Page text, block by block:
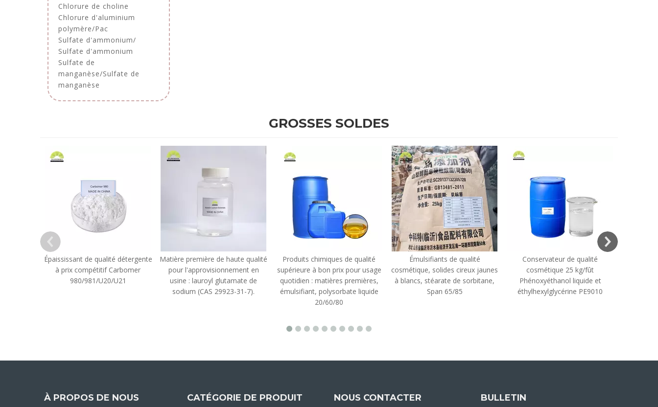
Chlorure de choline
Chlorure d'aluminium
polymère/Pac
Sulfate d'ammonium/
Sulfate d'ammonium
Sulfate de
manganèse/Sulfate de
manganèse
GROSSES SOLDES
Épaississant de qualité détergente
à prix compétitif Carbomer
980/981/U20/U21
Matière première de haute qualité
pour l'approvisionnement en
usine : lauroyl glutamate de
sodium (CAS 29923-31-7).
Produits chimiques de qualité
supérieure à bon prix pour usage
quotidien : matières premières,
émulsifiant, polysorbate liquide
20/60/80
Émulsifiants de qualité
cosmétique, solides cireux jaunes
à blancs, stéarate de sorbitane,
Span 65/85
Conservateur de qualité
cosmétique 25 kg/fût
Phénoxyéthanol liquide et
éthylhexylglycérine PE9010
À PROPOS DE NOUS CATÉGORIE DE PRODUIT NOUS CONTACTER BULLETIN